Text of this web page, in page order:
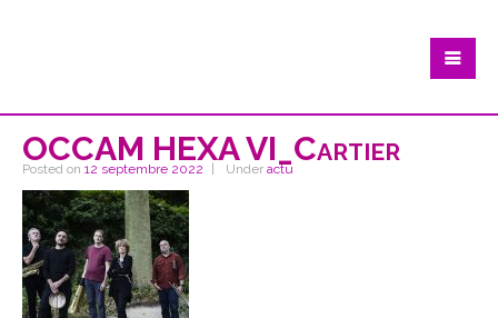
OCCAM HEXA VI_Cartier
Posted on 12 septembre 2022 Under actu